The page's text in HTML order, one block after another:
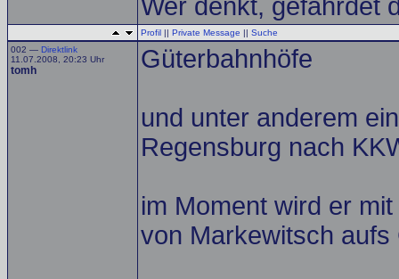
Wer denkt, gefährdet
Profil || Private Message || Suche
002 — Direktlink
11.07.2008, 20:23 Uhr
tomh Güterbahnhöfe
und unter anderem
Regensburg nach
im Moment wird er
von Markewitsch